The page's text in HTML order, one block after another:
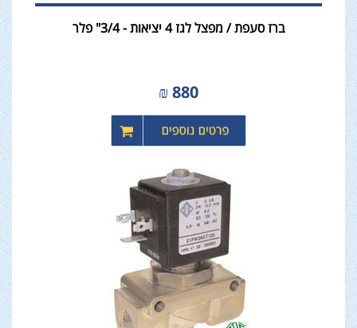
ברז סעפת / מפצל לגז 4 יציאות - 3/4" פלר
880
₪